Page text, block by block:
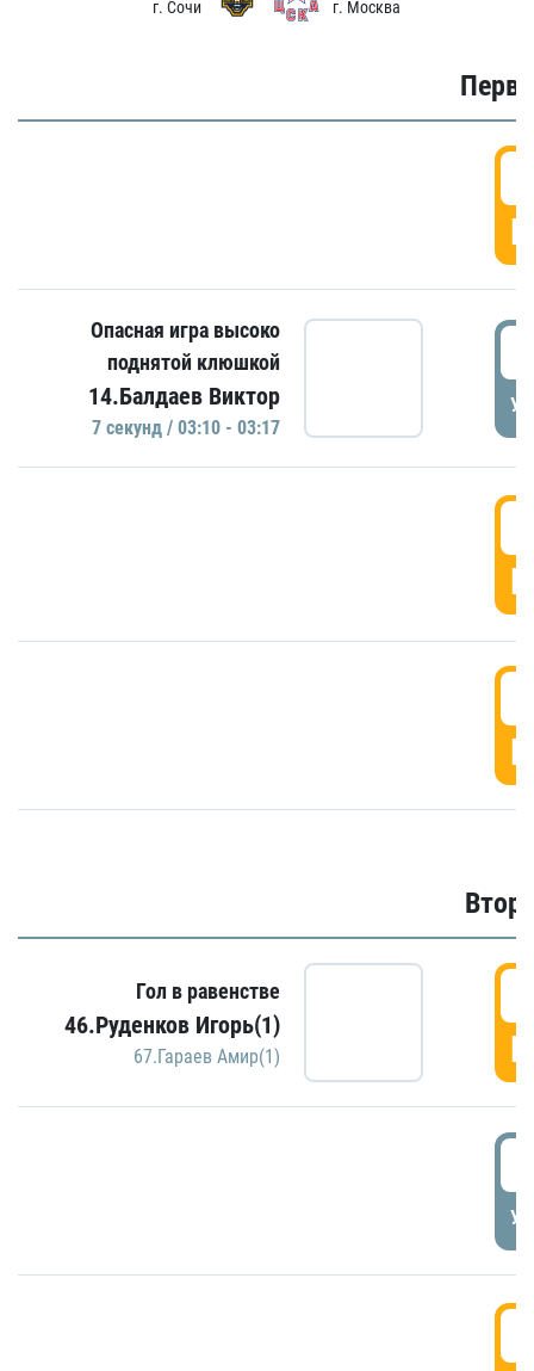
г. Сочи
г. Москва
Опасная игра высоко
поднятой клюшкой
14.Балдаев Виктор
7 секунд / 03:10 - 03:17
Гол в равенстве
46.Руденков Игорь(1)
67.Гараев Амир(1)